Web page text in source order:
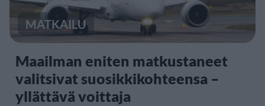
MATKAILU
Maailman eniten matkustaneet
valitsivat suosikkikohteensa –
yllättävä voittaja